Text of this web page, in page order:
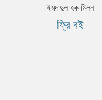
ইমদাদুল হক মিলন
ফ্রি বই